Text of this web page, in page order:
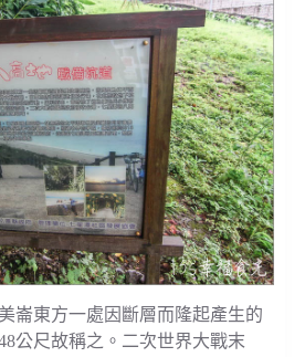
崙東方一處因斷層而隆起產生的
公尺故稱之。二次世界大戰末